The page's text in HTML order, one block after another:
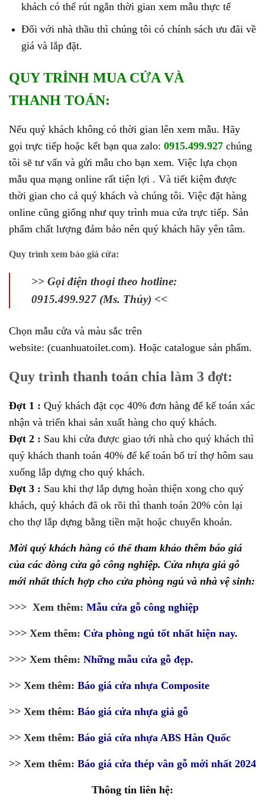
khách có thể rút ngắn thời gian xem mẫu thực tế
Đối với nhà thầu thì chúng tôi có chính sách ưu đãi về
giá và lắp đặt.
QUY TRÌNH MUA CỬA VÀ
THANH TOÁN:
Nếu quý khách không có thời gian lên xem mẫu. Hãy
gọi trực tiếp hoặc kết bạn qua zalo: 0915.499.927 chúng
tôi sẽ tư vấn và gửi mẫu cho bạn xem. Việc lựa chọn
mẫu qua mạng online rất tiện lợi . Và tiết kiệm được
thời gian cho cả quý khách và chúng tôi. Việc đặt hàng
online cũng giống như quy trình mua cửa trực tiếp. Sản
phẩm chất lượng đảm bảo nên quý khách hãy yên tâm.
Quy trình xem báo giá cửa:
>> Gọi điện thoại theo hotline:
0915.499.927 (Ms. Thủy) <<
Chọn mẫu cửa và màu sắc trên
website: (cuanhuatoilet.com). Hoặc catalogue sản phẩm.
Quy trình thanh toán chia làm 3 đợt:
Đợt 1 : Quý khách đặt cọc 40% đơn hàng để kế toán xác
nhận và triển khai sản xuất hàng cho quý khách.
Đợt 2 : Sau khi cửa được giao tới nhà cho quý khách thì
quý khách thanh toán 40% để kế toán bố trí thợ hôm sau
xuống lắp dựng cho quý khách.
Đợt 3 : Sau khi thợ lắp dựng hoàn thiện xong cho quý
khách, quý khách đã ok rồi thì thanh toán 20% còn lại
cho thợ lắp dựng bằng tiền mặt hoặc chuyển khoản.
Mời quý khách hàng có thể tham khảo thêm báo giá
của các dòng cửa gỗ công nghiệp. Cửa nhựa giả gỗ
mới nhất thích hợp cho cửa phòng ngủ và nhà vệ sinh:
>>> Xem thêm: Mẫu cửa gỗ công nghiệp
>>> Xem thêm: Cửa phòng ngủ tốt nhất hiện nay.
>>> Xem thêm: Những mẫu cửa gỗ đẹp.
>> Xem thêm: Báo giá cửa nhựa Composite
>> Xem thêm: Báo giá cửa nhựa giả gỗ
>> Xem thêm: Báo giá cửa nhựa ABS Hàn Quốc
>> Xem thêm: Báo giá cửa thép vân gỗ mới nhất 2024
Thông tin liên hệ: